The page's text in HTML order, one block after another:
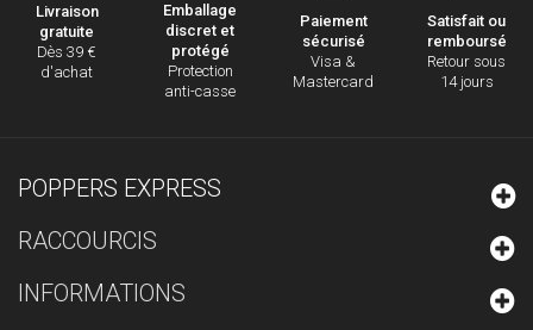
Livraison
gratuite
Dès 39 €
d'achat
Emballage
discret et
protégé
Protection
anti-casse
Paiement
sécurisé
Visa &
Mastercard
Satisfait ou
remboursé
Retour sous
14 jours
POPPERS EXPRESS
RACCOURCIS
INFORMATIONS